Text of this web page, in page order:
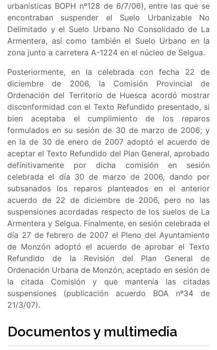
urbanísticas BOPH nº128 de 6/7/06), entre las que se
encontraban suspender el Suelo Urbanizable No
Delimitado y el Suelo Urbano No Consolidado de La
Armentera, así como también el Suelo Urbano en la
zona junto a carretera A-1224 en el núcleo de Selgua.
Posteriormente, en la celebrada con fecha 22 de
diciembre de 2006, la Comisión Provincial de
Ordenación del Territorio de Huesca acordó mostrar
disconformidad con el Texto Refundido presentado, si
bien aceptaba el cumplimiento de los reparos
formulados en su sesión de 30 de marzo de 2006; y
en la de 30 de enero de 2007 adoptó el acuerdo de
aceptar el Texto Refundido del Plan General, aprobado
definitivamente por dicha comisión en sesión
celebrada el día 30 de marzo de 2006, dando por
subsanados los reparos planteados en el anterior
acuerdo de 22 de diciembre de 2006, pero no las
suspensiones acordadas respecto de los suelos de La
Armentera y Selgua. Finalmente, en sesión celebrada el
día 27 de febrero de 2007 el Pleno del Ayuntamiento
de Monzón adoptó el acuerdo de aprobar el Texto
Refundido de la Revisión del Plan General de
Ordenación Urbana de Monzón, aceptado en sesión de
la citada Comisión y que mantenía las citadas
suspensiones (publicación acuerdo BOA nº34 de
21/3/07).
Documentos y multimedia